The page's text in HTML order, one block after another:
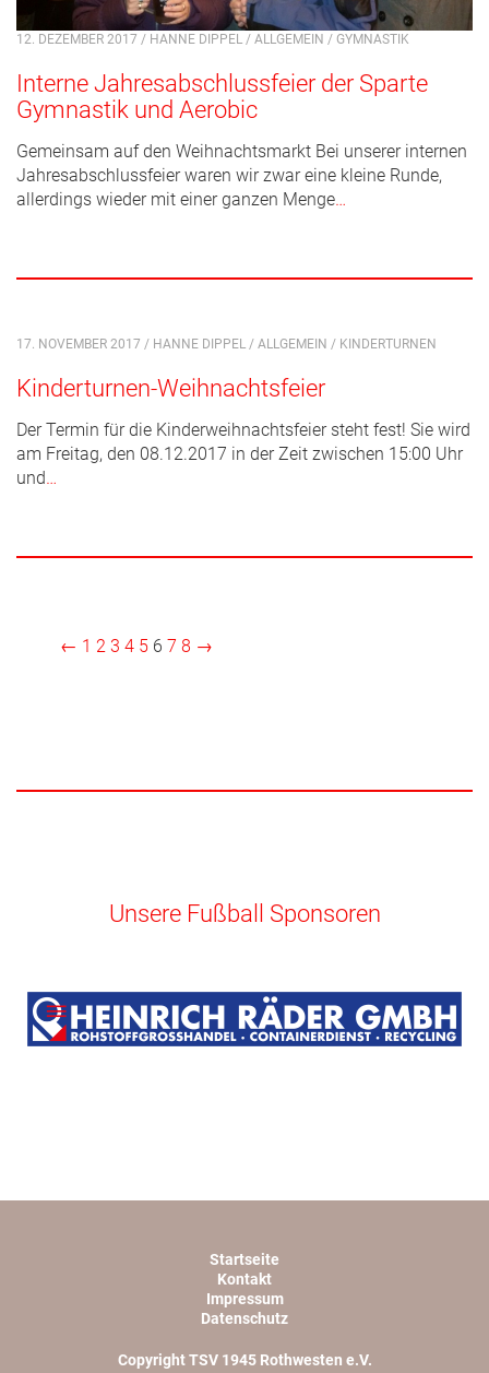
12. DEZEMBER 2017 / HANNE DIPPEL / ALLGEMEIN / GYMNASTIK
Interne Jahresabschlussfeier der Sparte
Gymnastik und Aerobic
Gemeinsam auf den Weihnachtsmarkt Bei unserer internen
Jahresabschlussfeier waren wir zwar eine kleine Runde,
allerdings wieder mit einer ganzen Menge…
17. NOVEMBER 2017 / HANNE DIPPEL / ALLGEMEIN / KINDERTURNEN
Kinderturnen-Weihnachtsfeier
Der Termin für die Kinderweihnachtsfeier steht fest! Sie wird
am Freitag, den 08.12.2017 in der Zeit zwischen 15:00 Uhr
und…
← 1 2 3 4 5 6 7 8 →
Unsere Fußball Sponsoren
Startseite
Kontakt
Impressum
Datenschutz
Copyright TSV 1945 Rothwesten e.V.